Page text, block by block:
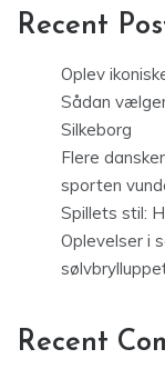
Recent
Oplev
Sådan
Silkeborg
Flere
sporten
Spillets stil:
Oplevelser i
Recent